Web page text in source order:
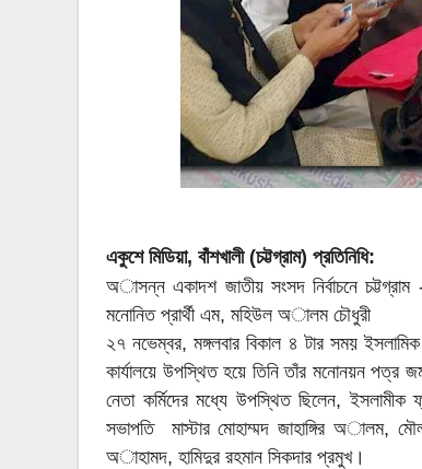
একুশে মিডিয়া, বাঁশখালী (চট্টগ্রাম) প্রতিনিধি:
অাসন্ন একাদশ জাতীয় সংসদ নির্বাচনে
মনোনিত প্রার্থী এম, মহিউল অালম চৌধুরী
২৭ নভেম্বর, মঙ্গলবার বিকাল ৪ টার সময় ইসলামিক
কার্যালয়ে উপস্থিত হয়ে তিনি তাঁর মনোনয়ন পত্র
নেতা কর্মিদের মধ্যে উপস্থিত ছিলেন, ইসলামীক
সভাপতি মাস্টার মোহাম্মদ জাহাঙ্গির অালম,
অাহামদ, হামিদুর রহমান সিকদার প্রমুখ।